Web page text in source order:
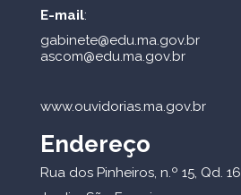
E-mail:
gabinete@edu.ma.gov.br
ascom@edu.ma.gov.br
www.ouvidorias.ma.gov.br
Endereço
Rua dos Pinheiros, n.º 15, Qd. 16